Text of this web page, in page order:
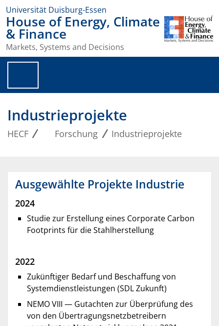
Universität Duisburg-Essen
House of Energy, Climate
& Finance
Markets, Systems and Decisions
Industrieprojekte
HECF Forschung Industrieprojekte
Ausgewählte Projekte Industrie
2024
Studie zur Erstellung eines Corporate Carbon
Footprints für die Stahlherstellung
2022
Zukünftiger Bedarf und Beschaffung von
Systemdienstleistungen (SDL Zukunft)
NEMO VIII — Gutachten zur Überprüfung des
von den Übertragungsnetzbetreibern